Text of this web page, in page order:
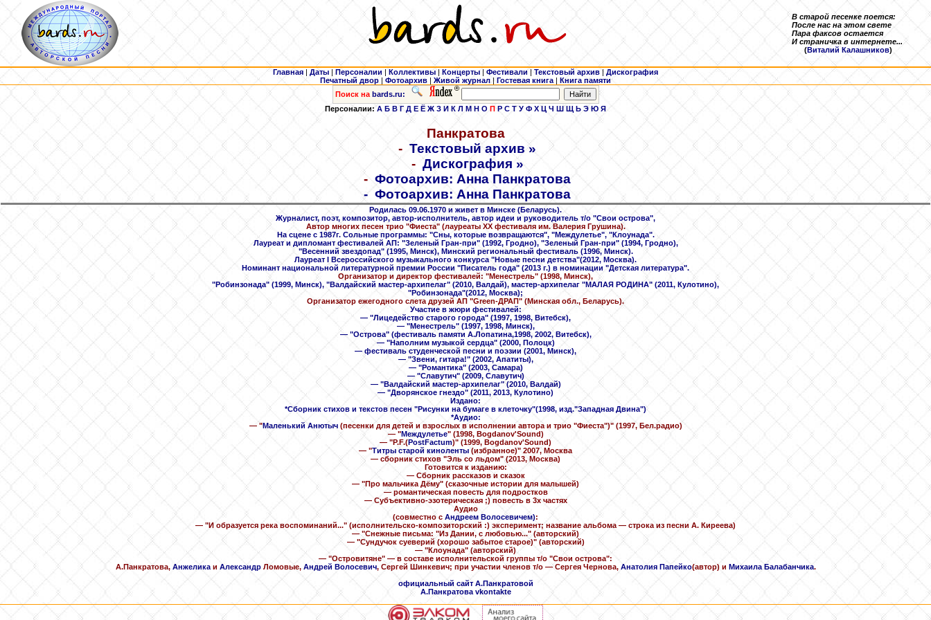
В старой песенке поется:
После нас на этом свете
Пара факсов остается
И страничка в интернете...
(Виталий Калашников)
Главная | Даты | Персоналии | Коллективы | Концерты | Фестивали | Текстовый архив | Дискография
Печатный двор | Фотоархив | Живой журнал | Гостевая книга | Книга памяти
Поиск на bards.ru:
Персоналии:А Б В Г Д Е Ё Ж З И К Л М Н О П Р С Т У Ф Х Ц Ч Ш Щ Ь Э Ю Я
Панкратова
- Текстовый архив »
- Дискография »
- Фотоархив: Анна Панкратова
- Фотоархив: Анна Панкратова
Родилась 09.06.1970 и живет в Минске (Беларусь).
Журналист, поэт, композитор, автор-исполнитель, автор идеи и руководитель т/о "Свои острова",
Автор многих песен трио "Фиеста" (лауреаты XX фестиваля им. Валерия Грушина).
На сцене с 1987г. Сольные программы: "Сны, которые возвращаются", "Междулетье", "Клоунада".
Лауреат и дипломант фестивалей АП: "Зеленый Гран-при" (1992, Гродно), "Зеленый Гран-при" (1994, Гродно),
"Весенний звездопад" (1995, Минск), Минский региональный фестиваль (1996, Минск).
Лауреат I Всероссийского музыкального конкурса "Новые песни детства"(2012, Москва).
Номинант национальной литературной премии России "Писатель года" (2013 г.) в номинации "Детская литература".
Организатор и директор фестивалей: "Менестрель" (1998, Минск),
"Робинзонада" (1999, Минск), "Валдайский мастер-архипелаг" (2010, Валдай), мастер-архипелаг "МАЛАЯ РОДИНА" (2011, Кулотино),
"Робинзонада"(2012, Москва);
Организатор ежегодного слета друзей АП "Green-ДРАП" (Минская обл., Беларусь).
Участие в жюри фестивалей:
— "Лицедейство старого города" (1997, 1998, Витебск),
— "Менестрель" (1997, 1998, Минск),
— "Острова" (фестиваль памяти А.Лопатина,1998, 2002, Витебск),
— "Наполним музыкой сердца" (2000, Полоцк)
— фестиваль студенческой песни и поэзии (2001, Минск),
— "Звени, гитара!" (2002, Апатиты),
— "Романтика" (2003, Самара)
— "Славутич" (2009, Славутич)
— "Валдайский мастер-архипелаг" (2010, Валдай)
— "Дворянское гнездо" (2011, 2013, Кулотино)
Издано:
*Сборник стихов и текстов песен "Рисунки на бумаге в клеточку"(1998, изд."Западная Двина")
*Аудио:
— "Маленький Анютыч(песенки для детей и взрослых в исполнении автора и трио "Фиеста")" (1997, Бел.радио)
— "Междулетье" (1998, Bogdanov'Sound)
— "P.F.(PostFactum)" (1999, Bogdanov'Sound)
— "Титры старой киноленты (избранное)" 2007, Москва
— сборник стихов "Эль со льдом" (2013, Москва)
Готовится к изданию:
— Сборник рассказов и сказок
— "Про мальчика Дёму" (сказочные истории для малышей)
— романтическая повесть для подростков
— Субъективно-эзотерическая ;) повесть в 3х частях
Аудио
(совместно с Андреем Волосевичем):
— "И образуется река воспоминаний..." (исполнительско-композиторский :) эксперимент; название альбома — строка из песни А. Киреева)
— "Снежные письма: "Из Дании, с любовью..." (авторский)
— "Сундучок суеверий (хорошо забытое старое)" (авторский)
— "Клоунада" (авторский)
— "Островитяне" — в составе исполнительской группы т/о "Свои острова":
А.Панкратова, Анжеликаи АлександрЛомовые, Андрей Волосевич, Сергей Шинкевич; при участии членов т/о — Сергея Чернова, Анатолия Папейко(автор) и Михаила Балабанчика.
официальный сайт А.Панкратовой
А.Панкратова vkontakte